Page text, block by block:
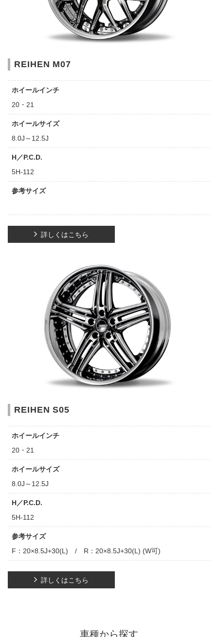
REIHEN M07
ホイールインチ
20・21
ホイールサイズ
8.0J～12.5J
H／P.C.D.
5H-112
参考サイズ
詳しくはこちら
REIHEN S05
ホイールインチ
20・21
ホイールサイズ
8.0J～12.5J
H／P.C.D.
5H-112
参考サイズ
F：20×8.5J+30(L) / R：20×8.5J+30(L) (W可)
詳しくはこちら
車種から探す